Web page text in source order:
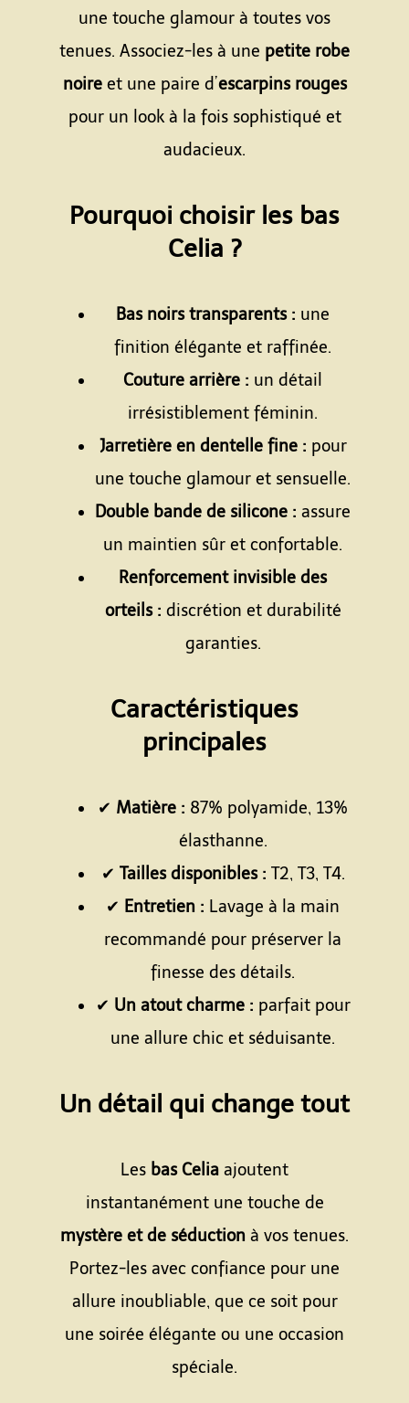
une touche glamour à toutes vos
tenues. Associez-les à une petite robe
noireet une paire d’escarpins rouges
pour un look à la fois sophistiqué et
audacieux.
Pourquoi choisir les bas
Celia ?
Bas noirs transparents : une
finition élégante et raffinée.
Couture arrière : un détail
irrésistiblement féminin.
Jarretière en dentelle fine : pour
une touche glamour et sensuelle.
Double bande de silicone : assure
un maintien sûr et confortable.
Renforcement invisible des
orteils : discrétion et durabilité
garanties.
Caractéristiques
principales
✔ Matière : 87% polyamide, 13%
élasthanne.
✔ Tailles disponibles : T2, T3, T4.
✔ Entretien : Lavage à la main
recommandé pour préserver la
finesse des détails.
✔ Un atout charme : parfait pour
une allure chic et séduisante.
Un détail qui change tout
Les bas Celia ajoutent
instantanément une touche de
mystère et de séduction à vos tenues.
Portez-les avec confiance pour une
allure inoubliable, que ce soit pour
une soirée élégante ou une occasion
spéciale.